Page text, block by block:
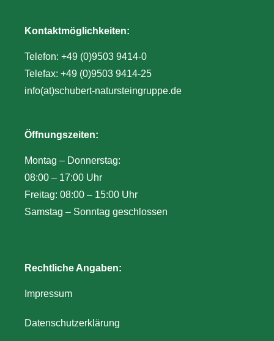
Kontaktmöglichkeiten:
Telefon: +49 (0)9503 9414-0
Telefax: +49 (0)9503 9414-25
info(at)schubert-natursteingruppe.de
Öffnungszeiten:
Montag – Donnerstag:
08:00 – 17:00 Uhr
Freitag: 08:00 – 15:00 Uhr
Samstag – Sonntag geschlossen
Rechtliche Angaben:
Impressum
Datenschutzerklärung